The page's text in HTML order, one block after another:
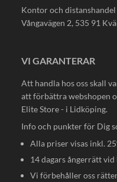
Kontor och distanshandel
Vångavägen 2, 535 91
VI GARANTERAR
Att handla hos oss skall
att förbättra webshopen
Elite Store - i Lidköping.
Info och punkter för Dig
Alla priser visas inkl.
14 dagars ångerrätt vid
Vi förbehåller oss